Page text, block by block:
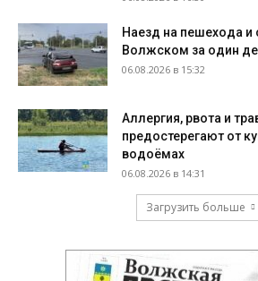
Наезд на пешехода и
Волжском за один
06.08.2026 в 15:32
Аллергия, рвота и
предостерегают от
водоёмах
06.08.2026 в 14:31
Загрузить больше